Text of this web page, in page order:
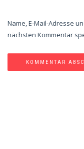
Name, E-Mail-Adresse
nächsten Kommentar